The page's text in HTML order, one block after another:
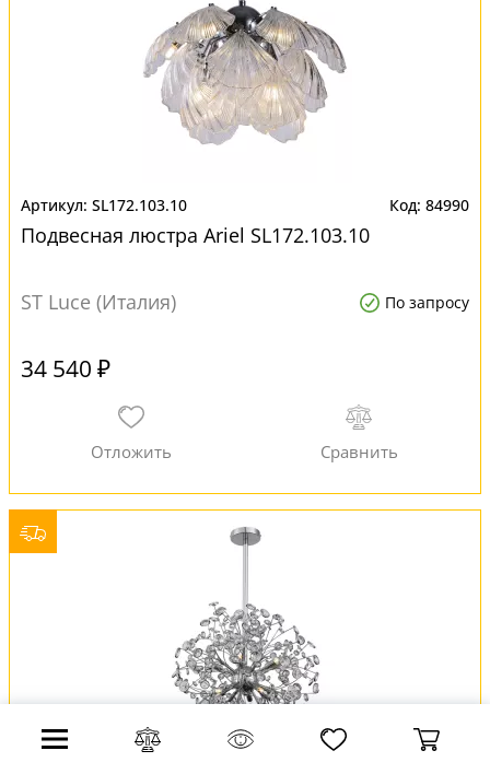
SL172.103.10 84990
Подвесная люстра Ariel SL172.103.10
ST Luce (Италия) По запросу
34 540 ₽